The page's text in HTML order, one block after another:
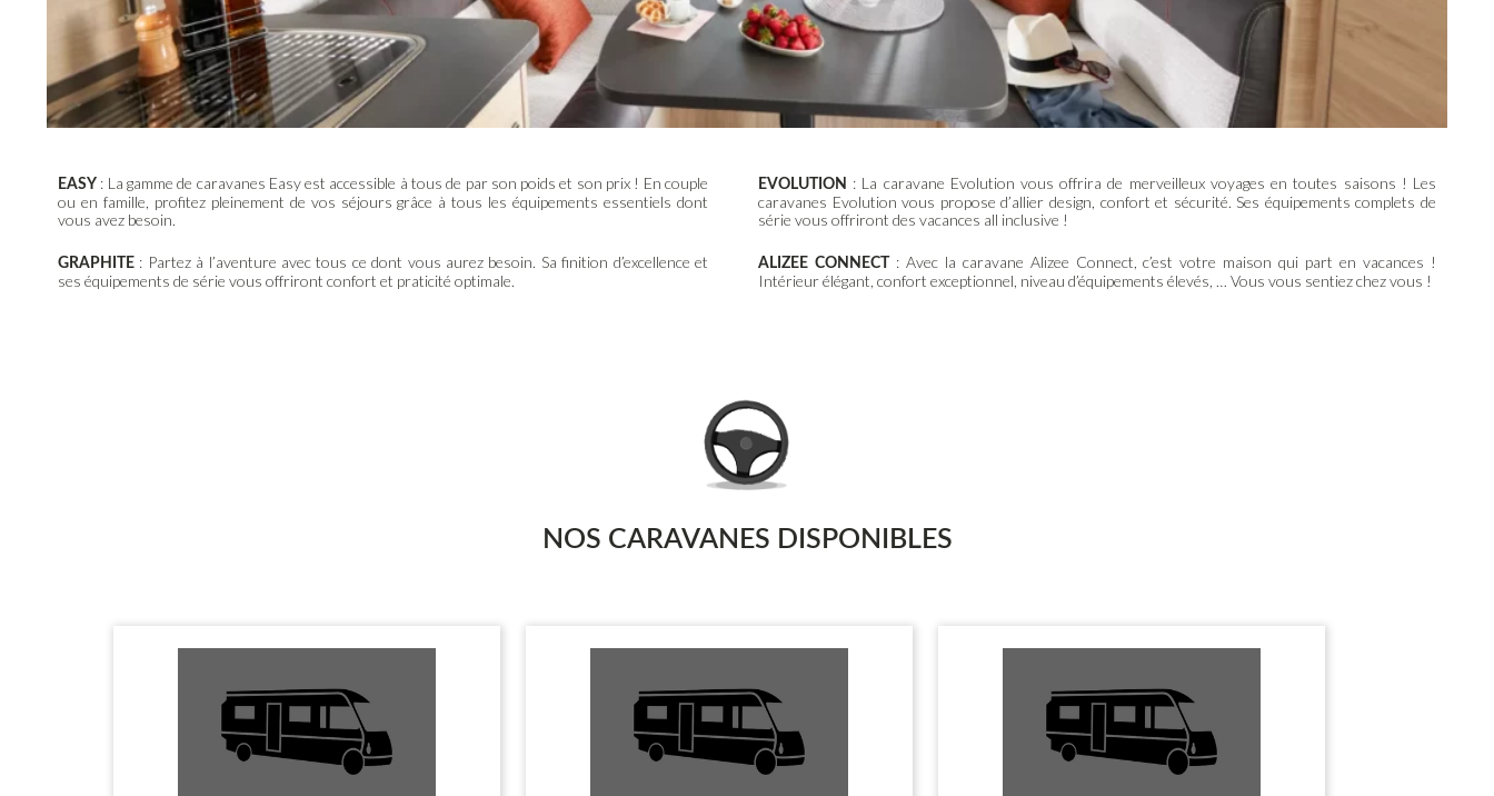
EASY : La gamme de caravanes Easy est accessible à tous de par son poids et son prix ! En couple
ou en famille, profitez pleinement de vos séjours grâce à tous les équipements essentiels dont
vous avez besoin.
GRAPHITE : Partez à l’aventure avec tous ce dont vous aurez besoin. Sa finition d’excellence et
ses équipements de série vous offriront confort et praticité optimale.
EVOLUTION
: La caravane Evolution vous offrira de merveilleux voyages en toutes saisons ! Les
caravanes Evolution vous propose d’allier design, confort et sécurité. Ses équipements complets de
série vous offriront des vacances all inclusive !
ALIZEE CONNECT : Avec la caravane Alizee Connect, c’est votre maison qui part en vacances !
Intérieur élégant, confort exceptionnel, niveau d’équipements élevés, … Vous vous sentiez chez vous !
NOS CARAVANES DISPONIBLES